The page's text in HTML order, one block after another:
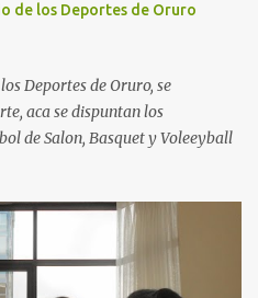
de los Deportes de Oruro
Deportes de Oruro, se
aca se dispuntan los
de Salon, Basquet y Voleeyball